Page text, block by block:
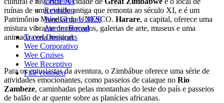
Reveillon
Wee Grupos 2026
Aurora Boreal
Travel Designers
Wee Corporativo
Wee Cruises
Wee Receptivo
Fale conosco
ruínas de uma cidade antiga que remonta ao século XI, e é um
Patrimônio Mundial da UNESCO. Harare, a capital, oferece uma
mistura vibrante de mercados, galerias de arte, museus e uma
animada cena musical.
Para os entusiastas da aventura, o Zimbábue oferece uma série de
atividades emocionantes, como passeios de caiaque no Rio
Zambeze, caminhadas pelas montanhas do leste do país e passeios
de balão de ar quente sobre as planícies africanas.